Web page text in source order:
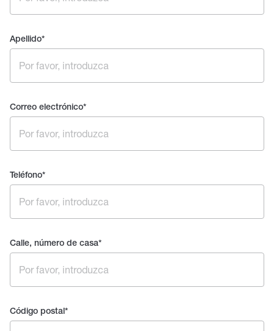
Apellido*
Correo electrónico*
Teléfono*
Calle, número de casa*
Código postal*